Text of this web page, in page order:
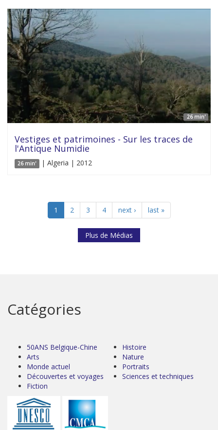
26 min'
Vestiges et patrimoines - Sur les traces de
l'Antique Numidie
26 min' | Algeria | 2012
1 2 3 4 next › last »
Plus de Médias
Catégories
50ANS Belgique-Chine
Arts
Monde actuel
Découvertes et voyages
Fiction
Histoire
Nature
Portraits
Sciences et techniques